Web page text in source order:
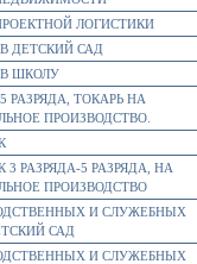
ЛОГИСТИКИ
ДЕТСКИЙ САД
ШКОЛУ
РАЗРЯДА, ТОКАРЬ НА
ПРОИЗВОДСТВО.
3 РАЗРЯДА-5 РАЗРЯДА, НА
ПРОИЗВОДСТВО
И СЛУЖЕБНЫХ
САД
И СЛУЖЕБНЫХ